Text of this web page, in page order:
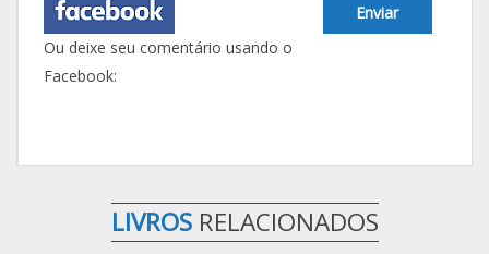
Enviar
Ou deixe seu comentário usando o
Facebook:
LIVROS RELACIONADOS